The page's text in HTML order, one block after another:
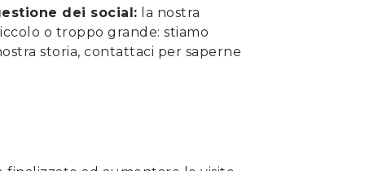
dei social: la nostra
o troppo grande: stiamo
storia, contattaci per saperne